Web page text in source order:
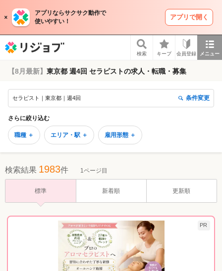
アプリならサクサク動作で
使いやすい！
アプリで開く
検索 キープ 会員登録 メニュー
【8月最新】 東京都 週4回 セラピストの求人・転職・募集
セラピスト｜東京都｜週4回 条件変更
さらに絞り込む
職種 ＋ エリア・駅 ＋ 雇用形態 ＋
検索結果 1983件 1ページ目
標準 新着順 更新順
PR